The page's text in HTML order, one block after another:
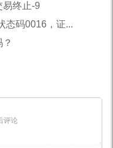
易终止-9
态码0016，证...
评论